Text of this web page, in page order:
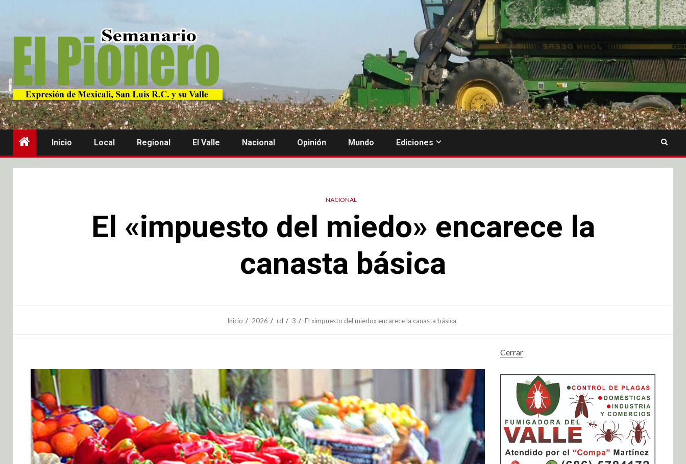
Inicio Local Regional El Valle Nacional Opinión Mundo Ediciones
NACIONAL
El «impuesto del miedo» encarece la
canasta básica
Inicio 2026 rd 3 El «impuesto del miedo» encarece la canasta básica
Cerrar